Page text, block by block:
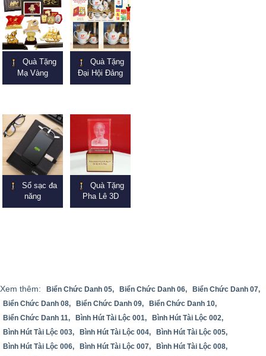
Quà Tặng
Mạ Vàng
Quà Tặng
Đại Hội Đảng
Sổ sạc đa
năng
Quà Tặng
Pha Lê 3D
Xem thêm: Biển Chức Danh 05, Biển Chức Danh 06,
Biển Chức Danh 07,
Biển Chức Danh 08,
Biển Chức Danh 09,
Biển Chức Danh 10,
Biển Chức Danh 11,
Bình Hút Tài Lộc 001,
Bình Hút Tài Lộc 002,
Bình Hút Tài Lộc 003,
Bình Hút Tài Lộc 004,
Bình Hút Tài Lộc 005,
Bình Hút Tài Lộc 006,
Bình Hút Tài Lộc 007,
Bình Hút Tài Lộc 008,